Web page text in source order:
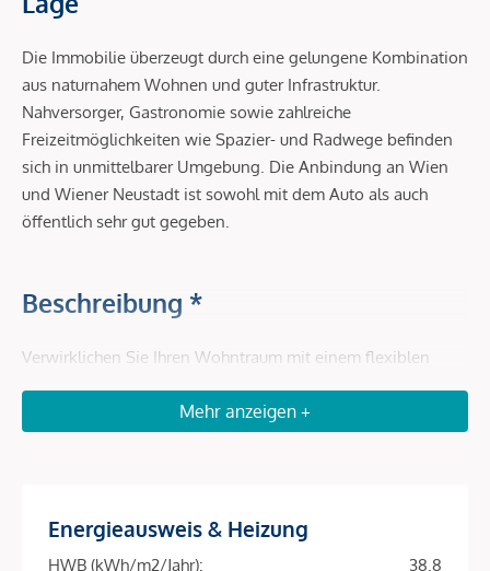
Die Immobilie überzeugt durch eine gelungene Kombination
aus naturnahem Wohnen und guter Infrastruktur.
Nahversorger, Gastronomie sowie zahlreiche
Freizeitmöglichkeiten wie Spazier- und Radwege befinden
sich in unmittelbarer Umgebung. Die Anbindung an Wien
und Wiener Neustadt ist sowohl mit dem Auto als auch
öffentlich sehr gut gegeben.
Beschreibung *
Verwirklichen Sie Ihren Wohntraum mit einem flexiblen
Kaufoption nach 5 Jahren – bereits geleistete Anzahlung
gleichzeitig guter Anbindung.
Mehr anzeigen +
Energieausweis & Heizung
HWB (kWh/m2/Jahr):
38.8